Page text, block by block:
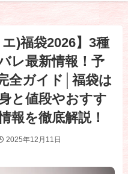
エ)福袋2026】3種
レ最新情報！予
全ガイド│福袋は
と値段やおすす
報を徹底解説！
2025年12月11日